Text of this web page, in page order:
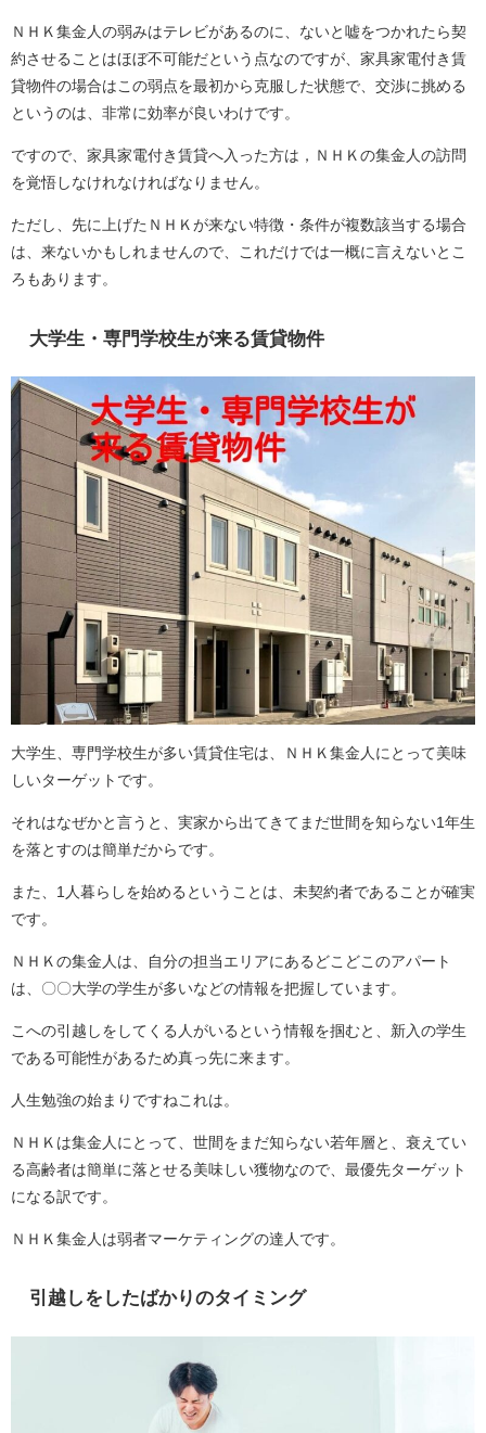
ＮＨＫ集金人の弱みはテレビがあるのに、ないと嘘をつかれたら契
約させることはほぼ不可能だという点なのですが、家具家電付き賃
貸物件の場合はこの弱点を最初から克服した状態で、交渉に挑める
というのは、非常に効率が良いわけです。
ですので、家具家電付き賃貸へ入った方は，ＮＨＫの集金人の訪問
を覚悟しなけれなければなりません。
ただし、先に上げたＮＨＫが来ない特徴・条件が複数該当する場合
は、来ないかもしれませんので、これだけでは一概に言えないとこ
ろもあります。
大学生・専門学校生が来る賃貸物件
大学生、専門学校生が多い賃貸住宅は、ＮＨＫ集金人にとって美味
しいターゲットです。
それはなぜかと言うと、実家から出てきてまだ世間を知らない1年生
を落とすのは簡単だからです。
また、1人暮らしを始めるということは、未契約者であることが確実
です。
ＮＨＫの集金人は、自分の担当エリアにあるどこどこのアパート
は、〇〇大学の学生が多いなどの情報を把握しています。
こへの引越しをしてくる人がいるという情報を掴むと、新入の学生
である可能性があるため真っ先に来ます。
人生勉強の始まりですねこれは。
ＮＨＫは集金人にとって、世間をまだ知らない若年層と、衰えてい
る高齢者は簡単に落とせる美味しい獲物なので、最優先ターゲット
になる訳です。
ＮＨＫ集金人は弱者マーケティングの達人です。
引越しをしたばかりのタイミング